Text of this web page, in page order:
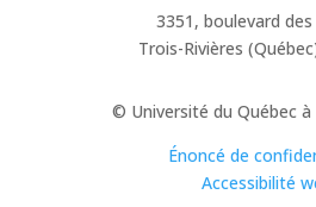
3351, boulevard
Trois-Rivières
© Université du Québec à
Énoncé de
Accessibilité